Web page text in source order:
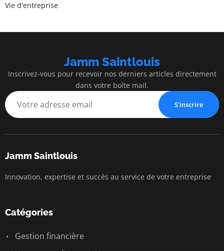
Vie d'entreprise
Jamm Saintlouis
Inscrivez-vous pour recevoir nos derniers articles directement
dans votre boîte mail.
S'inscrire
Jamm Saintlouis
Innovation, expertise et succès au service de votre entreprise
Catégories
Gestion financière